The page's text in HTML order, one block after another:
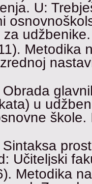
U:
udžbenike.
Metodika
u
Učiteljski
Metodika